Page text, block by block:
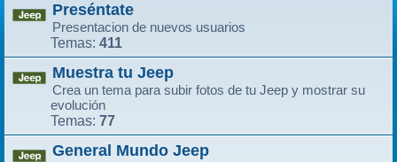
Preséntate
Presentacion de nuevos usuarios
Temas: 411
Muestra tu Jeep
Crea un tema para subir fotos de tu Jeep y mostrar su
evolución
Temas: 77
General Mundo Jeep